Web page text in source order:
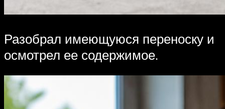
Разобрал имеющуюся переноску и
осмотрел ее содержимое.